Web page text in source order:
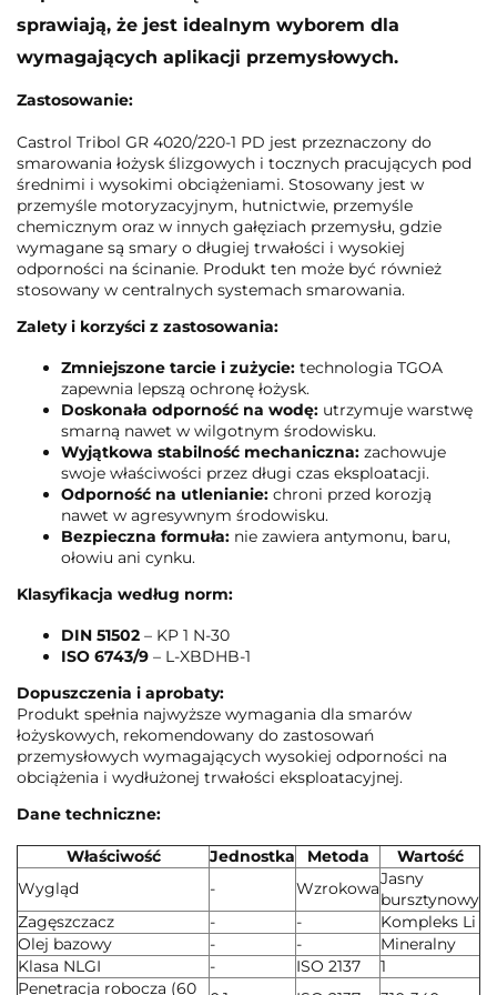
sprawiają, że jest idealnym wyborem dla
wymagających aplikacji przemysłowych.
Zastosowanie:
Castrol Tribol GR 4020/220-1 PD jest przeznaczony do
smarowania łożysk ślizgowych i tocznych pracujących pod
średnimi i wysokimi obciążeniami. Stosowany jest w
przemyśle motoryzacyjnym, hutnictwie, przemyśle
chemicznym oraz w innych gałęziach przemysłu, gdzie
wymagane są smary o długiej trwałości i wysokiej
odporności na ścinanie. Produkt ten może być również
stosowany w centralnych systemach smarowania.
Zalety i korzyści z zastosowania:
Zmniejszone tarcie i zużycie: technologia TGOA
zapewnia lepszą ochronę łożysk.
Doskonała odporność na wodę: utrzymuje warstwę
smarną nawet w wilgotnym środowisku.
Wyjątkowa stabilność mechaniczna: zachowuje
swoje właściwości przez długi czas eksploatacji.
Odporność na utlenianie: chroni przed korozją
nawet w agresywnym środowisku.
Bezpieczna formuła: nie zawiera antymonu, baru,
ołowiu ani cynku.
Klasyfikacja według norm:
DIN 51502 – KP 1 N-30
ISO 6743/9 – L-XBDHB-1
Dopuszczenia i aprobaty:
Produkt spełnia najwyższe wymagania dla smarów
łożyskowych, rekomendowany do zastosowań
przemysłowych wymagających wysokiej odporności na
obciążenia i wydłużonej trwałości eksploatacyjnej.
Dane techniczne:
Właściwość Jednostka Metoda
Wartość
Wygląd
- WzrokowaJasny
bursztynowy
Zagęszczacz
- -
Kompleks Li
Olej bazowy
- -
Mineralny
Klasa NLGI
- ISO 2137
1
Penetracja robocza (60